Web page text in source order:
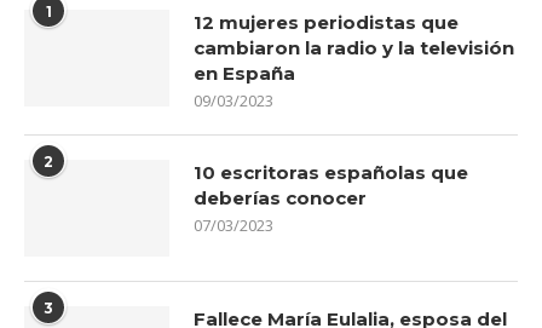
1
12 mujeres periodistas que
cambiaron la radio y la televisión
en España
09/03/2023
2
10 escritoras españolas que
deberías conocer
07/03/2023
3
Fallece María Eulalia, esposa del